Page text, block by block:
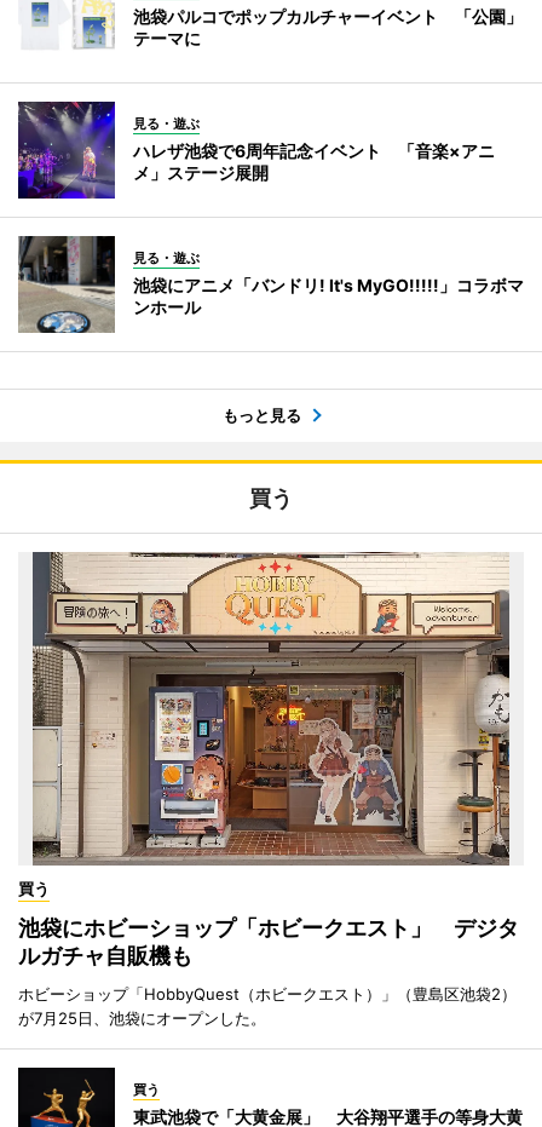
池袋パルコでポップカルチャーイベント 「公園」
テーマに
見る・遊ぶ
ハレザ池袋で6周年記念イベント 「音楽×アニ
メ」ステージ展開
見る・遊ぶ
池袋にアニメ「バンドリ! It's MyGO!!!!!」コラボマ
ンホール
もっと見る
買う
買う
池袋にホビーショップ「ホビークエスト」 デジタ
ルガチャ自販機も
ホビーショップ「HobbyQuest（ホビークエスト）」（豊島区池袋2）
が7月25日、池袋にオープンした。
買う
東武池袋で「大黄金展」 大谷翔平選手の等身大黄